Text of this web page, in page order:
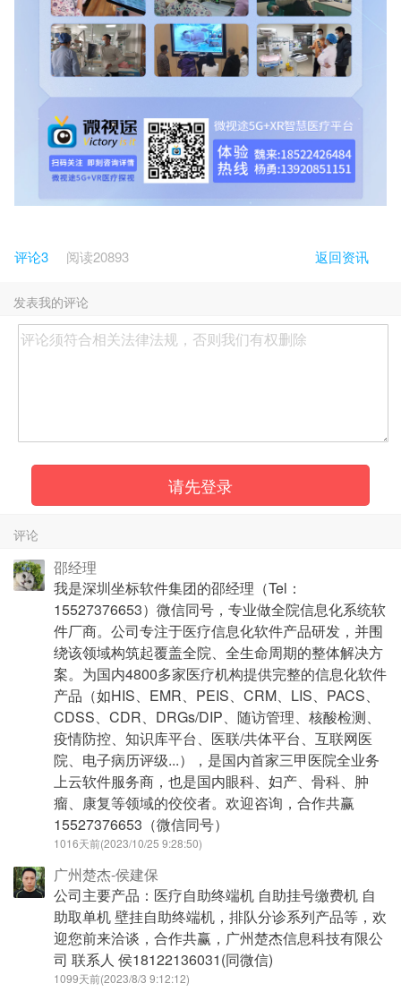
评论3 阅读20893 返回资讯
发表我的评论
请先登录
评论
邵经理
我是深圳坐标软件集团的邵经理（Tel：
15527376653）微信同号，专业做全院信息化系统软
件厂商。公司专注于医疗信息化软件产品研发，并围
绕该领域构筑起覆盖全院、全生命周期的整体解决方
案。为国内4800多家医疗机构提供完整的信息化软件
产品（如HIS、EMR、PEIS、CRM、LIS、PACS、
CDSS、CDR、DRGs/DIP、随访管理、核酸检测、
疫情防控、知识库平台、医联/共体平台、互联网医
院、电子病历评级...），是国内首家三甲医院全业务
上云软件服务商，也是国内眼科、妇产、骨科、肿
瘤、康复等领域的佼佼者。欢迎咨询，合作共赢
15527376653（微信同号）
1016天前(2023/10/25 9:28:50)
广州楚杰-侯建保
公司主要产品：医疗自助终端机 自助挂号缴费机 自
助取单机 壁挂自助终端机，排队分诊系列产品等，欢
迎您前来洽谈，合作共赢，广州楚杰信息科技有限公
司 联系人 侯18122136031(同微信)
1099天前(2023/8/3 9:12:12)